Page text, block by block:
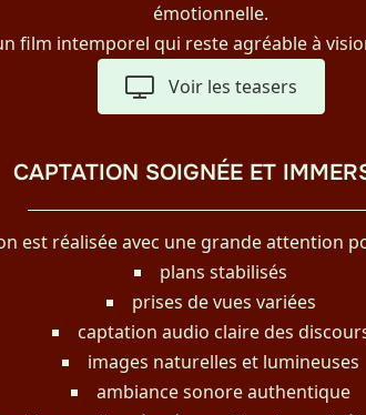
émotionnelle.
film intemporel qui reste agréable à
Voir les teasers
CAPTATION SOIGNÉE ET
est réalisée avec une grande attention
plans stabilisés
prises de vues variées
captation audio claire des
images naturelles et lumineuses
ambiance sonore authentique